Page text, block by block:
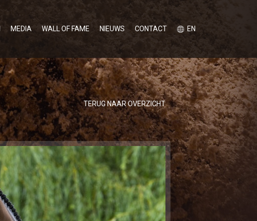
MEDIA WALL OF FAME NIEUWS CONTACT EN
TERUG NAAR OVERZICHT